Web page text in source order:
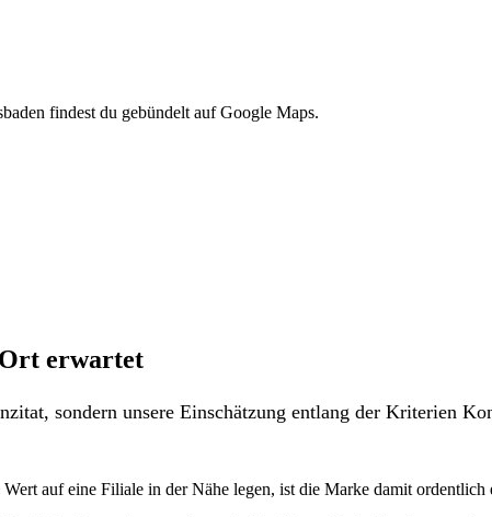
findest du gebündelt auf Google Maps.
erwartet
sondern unsere Einschätzung entlang der Kriterien
auf eine Filiale in der Nähe legen, ist die Marke damit ordentlich